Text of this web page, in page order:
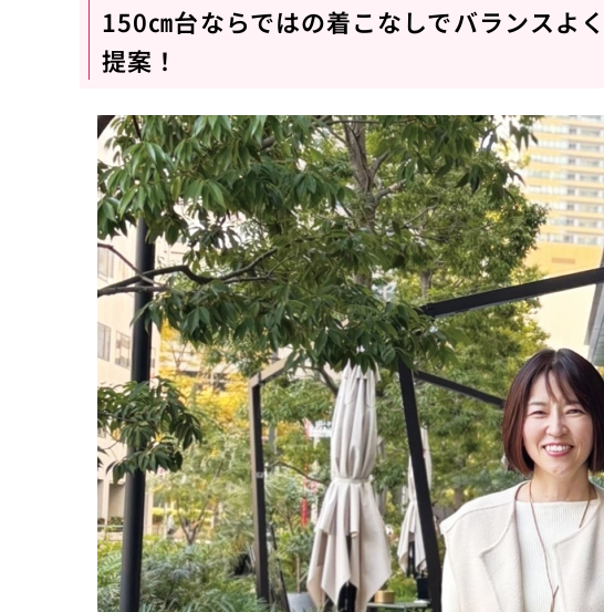
150㎝台ならではの着こなしでバランスよ
提案！